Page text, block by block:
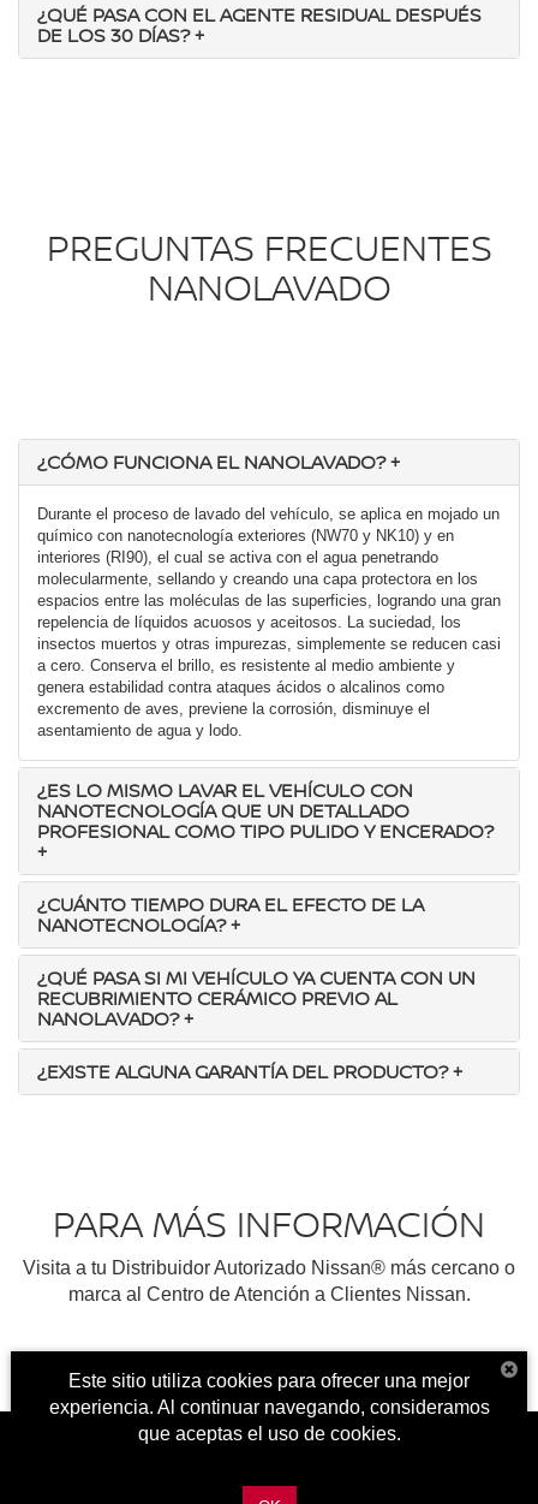
¿QUÉ PASA CON EL AGENTE RESIDUAL DESPUÉS
DE LOS 30 DÍAS?+
PREGUNTAS FRECUENTES
NANOLAVADO
¿CÓMO FUNCIONA EL NANOLAVADO?+
Durante el proceso de lavado del vehículo, se aplica en mojado un
químico con nanotecnología exteriores (NW70 y NK10) y en
interiores (RI90), el cual se activa con el agua penetrando
molecularmente, sellando y creando una capa protectora en los
espacios entre las moléculas de las superficies, logrando una gran
repelencia de líquidos acuosos y aceitosos. La suciedad, los
insectos muertos y otras impurezas, simplemente se reducen casi
a cero. Conserva el brillo, es resistente al medio ambiente y
genera estabilidad contra ataques ácidos o alcalinos como
excremento de aves, previene la corrosión, disminuye el
asentamiento de agua y lodo.
¿ES LO MISMO LAVAR EL VEHÍCULO CON
NANOTECNOLOGÍA QUE UN DETALLADO
PROFESIONAL COMO TIPO PULIDO Y ENCERADO?
+
¿CUÁNTO TIEMPO DURA EL EFECTO DE LA
NANOTECNOLOGÍA?+
¿QUÉ PASA SI MI VEHÍCULO YA CUENTA CON UN
RECUBRIMIENTO CERÁMICO PREVIO AL
NANOLAVADO?+
¿EXISTE ALGUNA GARANTÍA DEL PRODUCTO?+
PARA MÁS INFORMACIÓN
Visita a tu Distribuidor Autorizado Nissan® más cercano o
marca al Centro de Atención a Clientes Nissan.
Este sitio utiliza cookies para ofrecer una mejor
experiencia. Al continuar navegando, consideramos
que aceptas el uso de cookies.